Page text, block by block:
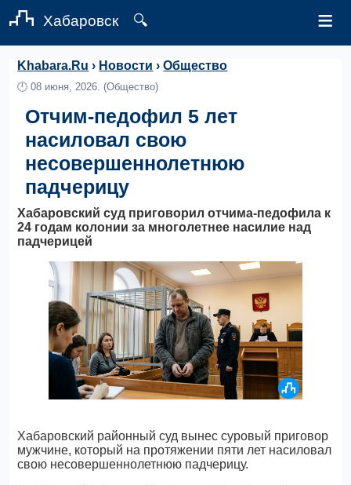
Хабаровск 🔍 ≡
Khabara.Ru › Новости ›Общество
🕛08 июня, 2026. (Общество)
Отчим-педофил 5 лет
насиловал свою
несовершеннолетнюю
падчерицу
Хабаровский суд приговорил отчима-педофила к
24 годам колонии за многолетнее насилие над
падчерицей
Хабаровский районный суд вынес суровый приговор
мужчине, который на протяжении пяти лет насиловал
свою несовершеннолетнюю падчерицу.